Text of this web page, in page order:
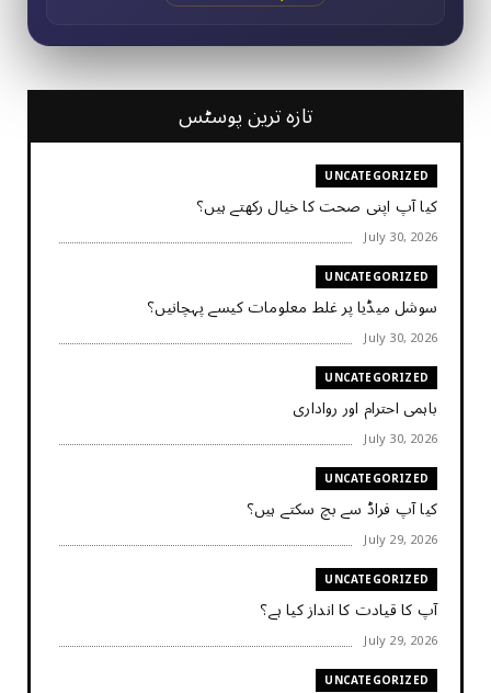
تازہ ترین پوسٹس
UNCATEGORIZED
کیا آپ اپنی صحت کا خیال رکھتے ہیں؟
July 30, 2026
UNCATEGORIZED
سوشل میڈیا پر غلط معلومات کیسے پہچانیں؟
July 30, 2026
UNCATEGORIZED
باہمی احترام اور رواداری
July 30, 2026
UNCATEGORIZED
کیا آپ فراڈ سے بچ سکتے ہیں؟
July 29, 2026
UNCATEGORIZED
آپ کا قیادت کا انداز کیا ہے؟
July 29, 2026
UNCATEGORIZED